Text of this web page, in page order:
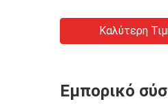
Καλύτερη
Εμπορικό